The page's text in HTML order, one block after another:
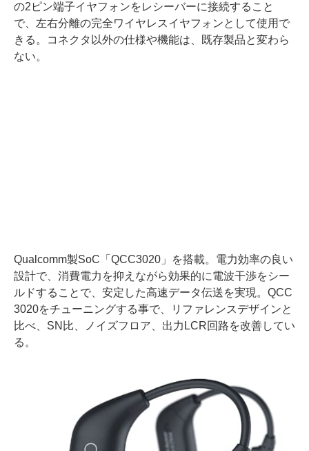
の2ピン端子イヤフォンをレシーバーに接続すること
で、左右分離の完全ワイヤレスイヤフォンとして使用で
きる。コネクタ以外の仕様や機能は、既存製品と変わら
ない。
Qualcomm製SoC「QCC3020」を搭載。電力効率の良い
設計で、消費電力を抑えながら効果的に電波干渉をシー
ルドすることで、安定した高速データ伝送を実現。QCC
3020をチューニングする事で、リファレンスデザインと
比べ、SN比、ノイズフロア、出力LCR回路を改善してい
る。